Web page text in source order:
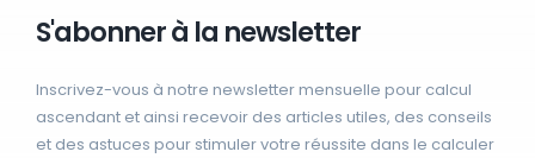
S'abonner à la newsletter
Inscrivez-vous à notre newsletter mensuelle pour calcul
ascendant et ainsi recevoir des articles utiles, des conseils
et des astuces pour stimuler votre réussite dans le calculer